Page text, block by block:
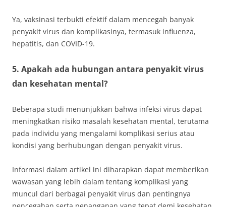
Ya, vaksinasi terbukti efektif dalam mencegah banyak
penyakit virus dan komplikasinya, termasuk influenza,
hepatitis, dan COVID-19.
5. Apakah ada hubungan antara penyakit virus
dan kesehatan mental?
Beberapa studi menunjukkan bahwa infeksi virus dapat
meningkatkan risiko masalah kesehatan mental, terutama
pada individu yang mengalami komplikasi serius atau
kondisi yang berhubungan dengan penyakit virus.
Informasi dalam artikel ini diharapkan dapat memberikan
wawasan yang lebih dalam tentang komplikasi yang
muncul dari berbagai penyakit virus dan pentingnya